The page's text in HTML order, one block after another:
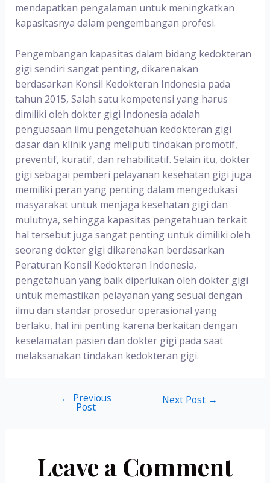
mendapatkan pengalaman untuk meningkatkan
kapasitasnya dalam pengembangan profesi.
Pengembangan kapasitas dalam bidang kedokteran
gigi sendiri sangat penting, dikarenakan
berdasarkan Konsil Kedokteran Indonesia pada
tahun 2015, Salah satu kompetensi yang harus
dimiliki oleh dokter gigi Indonesia adalah
penguasaan ilmu pengetahuan kedokteran gigi
dasar dan klinik yang meliputi tindakan promotif,
preventif, kuratif, dan rehabilitatif. Selain itu, dokter
gigi sebagai pemberi pelayanan kesehatan gigi juga
memiliki peran yang penting dalam mengedukasi
masyarakat untuk menjaga kesehatan gigi dan
mulutnya, sehingga kapasitas pengetahuan terkait
hal tersebut juga sangat penting untuk dimiliki oleh
seorang dokter gigi dikarenakan berdasarkan
Peraturan Konsil Kedokteran Indonesia,
pengetahuan yang baik diperlukan oleh dokter gigi
untuk memastikan pelayanan yang sesuai dengan
ilmu dan standar prosedur operasional yang
berlaku, hal ini penting karena berkaitan dengan
keselamatan pasien dan dokter gigi pada saat
melaksanakan tindakan kedokteran gigi.
← Previous
Post
Next Post →
Leave a Comment